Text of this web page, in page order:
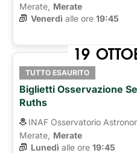
Merate, Merate
Venerdì alle ore 19:45
19
TUTTO ESAURITO
Biglietti Osservazione
Ruths
INAF Osservatorio
Merate, Merate
Lunedì alle ore 19:45